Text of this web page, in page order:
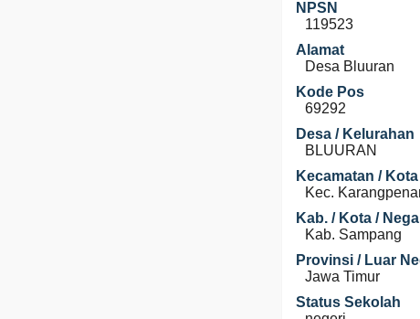
NPSN
119523
Alamat
Desa Bluuran
Kode Pos
69292
Desa / Kelurahan
BLUURAN
Kecamatan /
Kec.
Kab. / Kota /
Kab. Sampang
Provinsi / Luar
Jawa Timur
Status Sekolah